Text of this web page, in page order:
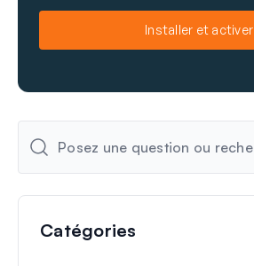
a
Installer et activer
Catégories